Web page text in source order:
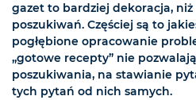
gazet to bardziej dekoracja,
poszukiwań. Częściej są to
pogłębione opracowanie
„gotowe recepty” nie
poszukiwania, na stawianie
tych pytań od nich samych.